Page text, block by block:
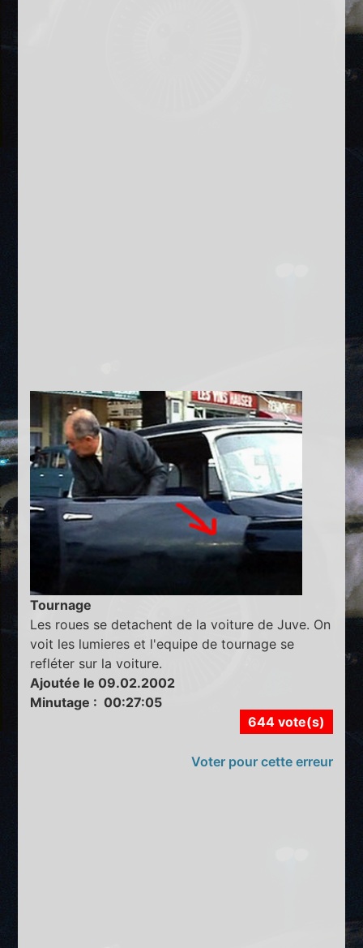
Tournage
Les roues se detachent de la voiture de Juve. On
voit les lumieres et l'equipe de tournage se
refléter sur la voiture.
Ajoutée le 09.02.2002
Minutage : 00:27:05
644 vote(s)
Voter pour cette erreur